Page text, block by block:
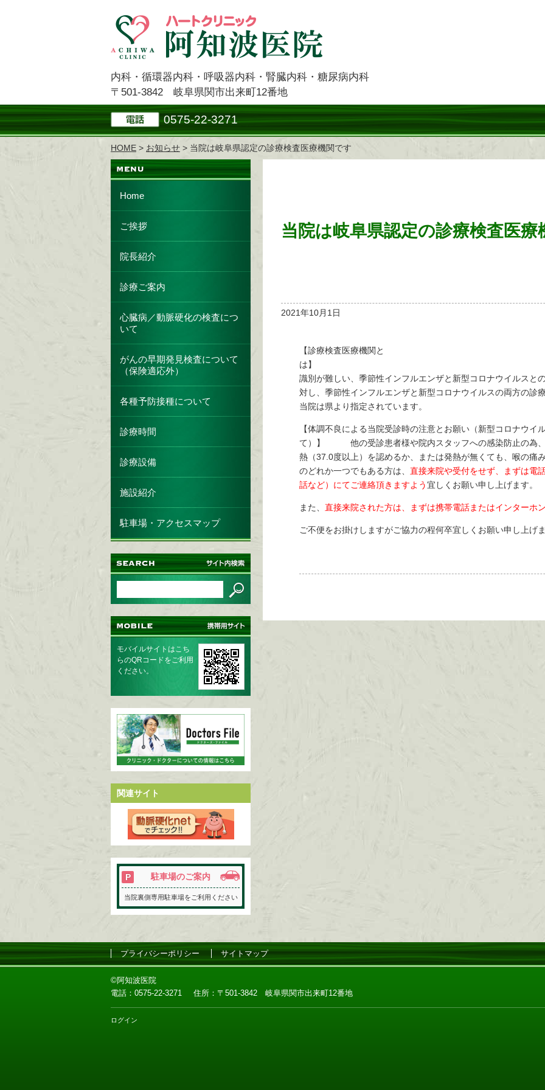
内科・循環器内科・呼吸器内科・腎臓内科・糖尿病内科
〒501-3842 岐阜県関市出来町12番地
0575-22-3271
HOME > お知らせ > 当院は岐阜県認定の診療検査医療機関です
当院は岐阜県認定の診療検査医療
2021年10月1日
【診療検査医療機関と
は】 症
識別が難しい、季節性インフルエンザと新型コロナウイルスと
対し、季節性インフルエンザと新型コロナウイルスの両方の診
当院は県より指定されています。
【体調不良による当院受診時の注意とお願い（新型コロナウイ
て）】 他の受診患者様や院内スタッフへの感染防止の為、
熱（37.0度以上）を認めるか、または発熱が無くても、喉の痛
のどれか一つでもある方は、 直接来院や受付をせず、まずは電
話など）にてご連絡頂きますよう宜しくお願い申し上げます。
また、 直接来院された方は、まずは携帯電話またはインターホ
ご不便をお掛けしますがご協力の程何卒宜しくお願い申し上げ
Home
ご挨拶
院長紹介
診療ご案内
心臓病／動脈硬化の検査につ
いて
がんの早期発見検査について
（保険適応外）
各種予防接種について
診療時間
診療設備
施設紹介
駐車場・アクセスマップ
モバイルサイトはこち
らのQRコードをご利用
ください。
関連サイト
駐車場のご案内
当院裏側専用駐車場をご利用ください
プライバシーポリシー サイトマップ
©阿知波医院
電話： 0575-22-3271 住所： 〒501-3842 岐阜県関市出来町12番地
ログイン